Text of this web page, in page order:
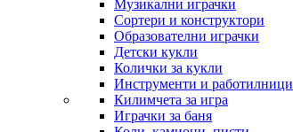
Музикални играчки
Сортери и конструктори
Образователни играчки
Детски кукли
Колички за кукли
Инструменти и работилници
Килимчета за игра
Играчки за баня